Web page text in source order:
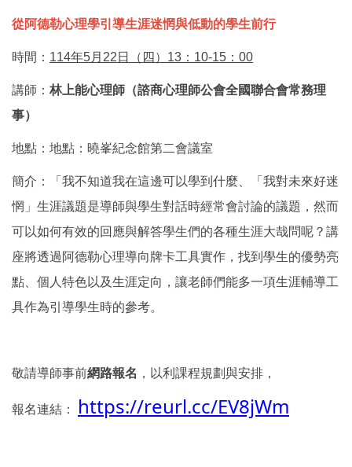
從阿德勒心理學引導生涯迷惘與低動的學生前行
時間： 114年5月22日（四）13：10-15：00
講師： 林上能心理師（諮商心理師公會全國聯合會常務理
事）
地點： 地點：曉峯紀念館第二會議室
簡介：
「我不知道我在這邊可以學到什麼、「我對未來好迷
惘」生涯議題是導師與學生對話時經常會討論的議題，然而
可以如何有效的回應與解答學生們的各種生涯大哉問呢？講
座將透過阿德勒心理導向牌卡工具實作，找到學生的優勢亮
點、個人特色以及生涯定向，讓老師們能多一項生涯輔導工
具作為引導學生時的參考。
敬請導師事前網路報名 ，以利課程規劃與安排，
報名連結： https://reurl.cc/EV8jWm